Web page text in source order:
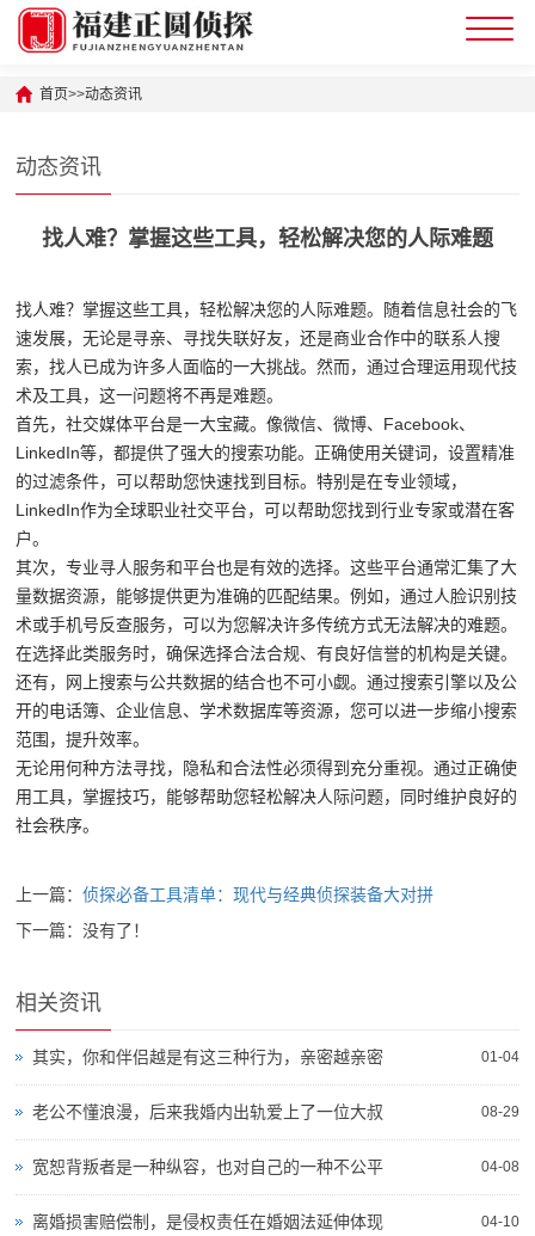
首页>>动态资讯
动态资讯
找人难？掌握这些工具，轻松解决您的人际难题
找人难？掌握这些工具，轻松解决您的人际难题。随着信息社会的飞
速发展，无论是寻亲、寻找失联好友，还是商业合作中的联系人搜
索，找人已成为许多人面临的一大挑战。然而，通过合理运用现代技
术及工具，这一问题将不再是难题。
首先，社交媒体平台是一大宝藏。像微信、微博、Facebook、
LinkedIn等，都提供了强大的搜索功能。正确使用关键词，设置精准
的过滤条件，可以帮助您快速找到目标。特别是在专业领域，
LinkedIn作为全球职业社交平台，可以帮助您找到行业专家或潜在客
户。
其次，专业寻人服务和平台也是有效的选择。这些平台通常汇集了大
量数据资源，能够提供更为准确的匹配结果。例如，通过人脸识别技
术或手机号反查服务，可以为您解决许多传统方式无法解决的难题。
在选择此类服务时，确保选择合法合规、有良好信誉的机构是关键。
还有，网上搜索与公共数据的结合也不可小觑。通过搜索引擎以及公
开的电话簿、企业信息、学术数据库等资源，您可以进一步缩小搜索
范围，提升效率。
无论用何种方法寻找，隐私和合法性必须得到充分重视。通过正确使
用工具，掌握技巧，能够帮助您轻松解决人际问题，同时维护良好的
社会秩序。
上一篇：侦探必备工具清单：现代与经典侦探装备大对拼
下一篇：没有了！
相关资讯
01-04
其实，你和伴侣越是有这三种行为，亲密越亲密
08-29
老公不懂浪漫，后来我婚内出轨爱上了一位大叔
04-08
宽恕背叛者是一种纵容，也对自己的一种不公平
04-10
离婚损害赔偿制，是侵权责任在婚姻法延伸体现